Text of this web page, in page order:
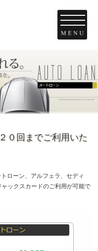
０回までご利用いた
ローン、アルフェラ、セディ
ックスカードのご利用が可能で